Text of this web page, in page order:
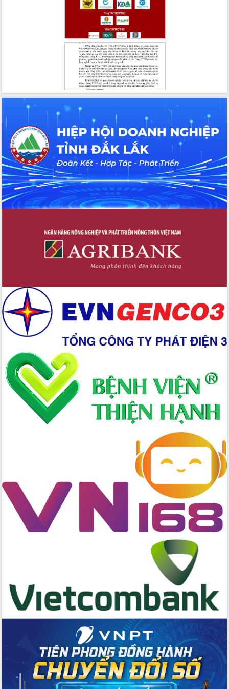
du khách thông qua Hệ thống cơ sở dữ
Tập huấn ứng dụng trí tuệ nhân tạo (AI)
trong thương mại điện tử năm 2026
Đoàn đại biểu Quốc hội tỉnh Đắk Lắk
trao đổi thông tin trước Kỳ họp thứ
Quyết liệt cải cách hành chính, khơi
thông nguồn lực phát triển
Nâng cao hiệu lực, hiệu quả HĐND
tỉnh thông qua hiện đại hóa hành chính
Xã Ea Phê gắn cải cách hành chính với
chuyển đổi số
Phó Chủ tịch Thường trực UBND tỉnh
Hồ Thị Nguyên Thảo làm việc tại Trung
tâm Phục vụ hành chính công xã Ea
Phê
Xây dựng nền hành chính số đồng
hành cùng nông dân dân, doanh nghiệp
đấu có 77% xã đạt chuẩn nông thôn
Chuyển đổi số 'mở đường' cho nông
nghiệp Đắk Lắk tăng trưởng bứt phá
địa chính, hoàn thiện cơ sở dữ liệu đất
đai
Ứng dụng sinh trắc học - Bước tiến
trong hành trình chuyển đổi số tại Đắk
Lắk
Đắk Lắk nâng cao hiệu quả công tác
Đảng từ Sổ tay đảng viên điện tử
Đắk Lắk đẩy mạnh nuôi biển công
nghệ, hướng tới phát triển thủy sản
bền vững
Tập huấn nâng cao năng lực triển khai
chuyển đổi số cho cán bộ, công chức
hai con số trong năm 2026
Tổ chức trang trọng Lễ hội Đền thờ
Lương Văn Chánh năm 2026
Phó Bí thư Tỉnh ủy Đắk Lắk Đỗ Hữu
Huy giữ chức Bí thư Đảng ủy Ủy Ban
không gian tri thức trong thời đại số
Đánh giá, rút kinh nghiệm công tác tổ
chức diễn tập trước ngày bầu cử
Chương trình “Gặp gỡ hữu nghị –
Friendship Meeting New Year 2026”
Bầu cử Quốc hội và HĐND: Cử tri Đắk
Lắk gửi gắm niềm tin, kỳ vọng vào lá
Đắk Lắk sẵn sàng các điều kiện cho